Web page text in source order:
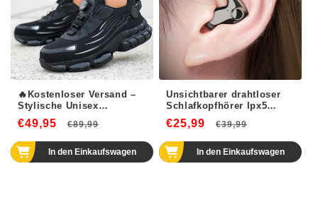
🔥Kostenloser Versand –
Stylische Unisex
Sicherheitsschuhe mit
Anti-Rutsch-Stollen
€49,95
Normaler
Preis
€89,99 Verkaufspreis
In den Einkaufswagen
Unsichtbarer drahtloser
Schlafkopfhörer Ipx5
wasserdicht
€25,99
Normaler
Preis
€39,99
In den Einkaufswagen